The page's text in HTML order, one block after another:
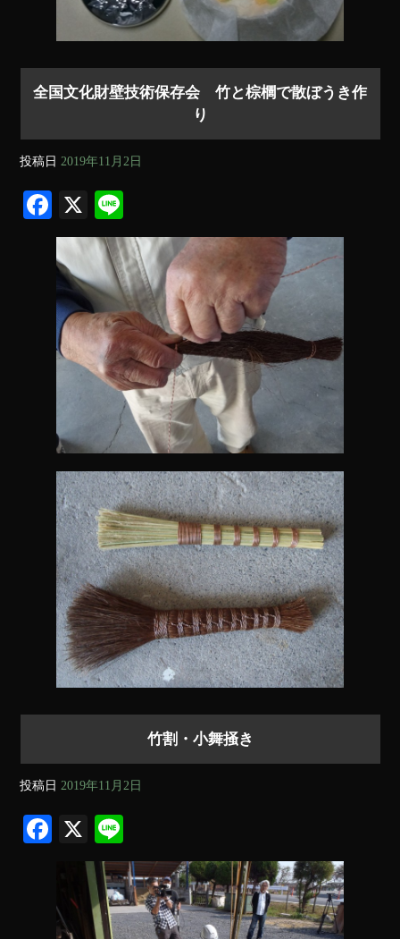
全国文化財壁技術保存会 竹と棕櫚で散ぼうき作
り
投稿日 2019年11月2日
Fa
ce
bo
ok
X
ne
竹割・小舞掻き
投稿日 2019年11月2日
Fa
ok
X
ne